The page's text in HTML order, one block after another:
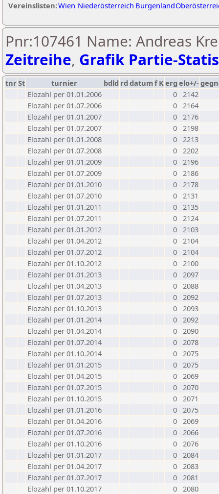
Vereinslisten:Wien Niederösterreich Burgenland
Pnr:107461 Name: Andreas
Zeitreihe, Grafik Partie-
tnrSt turnier bdld rd datumf Kerg elo+/-
Elozahl per 01.01.2006
0 2142
Elozahl per 01.07.2006
0 2164
Elozahl per 01.01.2007
0 2176
Elozahl per 01.07.2007
0 2198
Elozahl per 01.01.2008
0 2213
Elozahl per 01.07.2008
0 2202
Elozahl per 01.01.2009
0 2196
Elozahl per 01.07.2009
0 2186
Elozahl per 01.01.2010
0 2178
Elozahl per 01.07.2010
0 2131
Elozahl per 01.01.2011
0 2135
Elozahl per 01.07.2011
0 2124
Elozahl per 01.01.2012
0 2103
Elozahl per 01.04.2012
0 2104
Elozahl per 01.07.2012
0 2104
Elozahl per 01.10.2012
0 2100
Elozahl per 01.01.2013
0 2097
Elozahl per 01.04.2013
0 2088
Elozahl per 01.07.2013
0 2092
Elozahl per 01.10.2013
0 2093
Elozahl per 01.01.2014
0 2092
Elozahl per 01.04.2014
0 2090
Elozahl per 01.07.2014
0 2078
Elozahl per 01.10.2014
0 2075
Elozahl per 01.01.2015
0 2075
Elozahl per 01.04.2015
0 2069
Elozahl per 01.07.2015
0 2070
Elozahl per 01.10.2015
0 2071
Elozahl per 01.01.2016
0 2075
Elozahl per 01.04.2016
0 2069
Elozahl per 01.07.2016
0 2066
Elozahl per 01.10.2016
0 2076
Elozahl per 01.01.2017
0 2084
Elozahl per 01.04.2017
0 2083
Elozahl per 01.07.2017
0 2081
Elozahl per 01.10.2017
0 2080